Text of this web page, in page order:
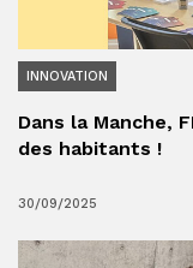
INNOVATION
Dans la Manche,
des habitants !
30/09/2025